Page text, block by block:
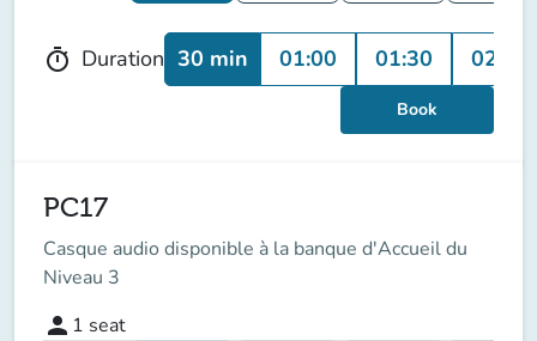
timer Duration 30 min 01:00 01:30 02:00
Book
PC17
Casque audio disponible à la banque d'Accueil du
Niveau 3
person 1 seat